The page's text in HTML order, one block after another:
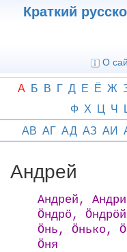
Краткий
О
А Б В Г Д Е Ё Ж
Ф Х Ц Ч
АВ АГ АД АЗ АИ
Андрей
Андрей,
Ӧндрӧ,
Ӧнь, Ӧнько,
Ӧня